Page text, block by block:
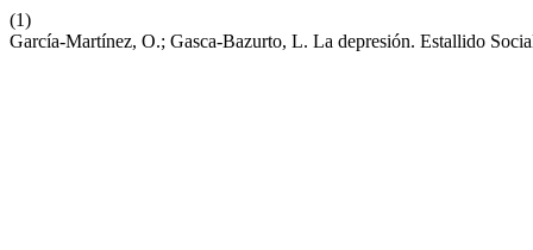
(1)
García-Martínez, O.; Gasca-Bazurto, L. La depresión. Estallido